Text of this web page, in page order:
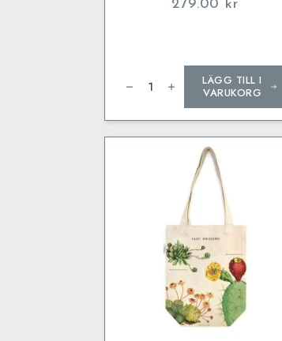
279.00 kr
Honey
mängd
LÄGG TILL I
VARUKORG